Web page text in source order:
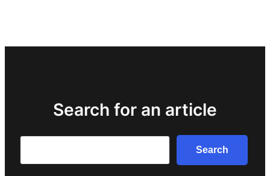
Search for an article
Search